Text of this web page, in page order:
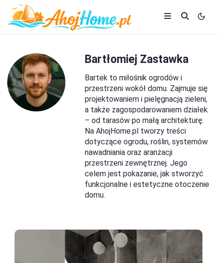
Bartłomiej Zastawka
Bartek to miłośnik ogrodów i
przestrzeni wokół domu. Zajmuje się
projektowaniem i pielęgnacją zieleni,
a także zagospodarowaniem działek
– od tarasów po małą architekturę.
Na AhojHome.pl tworzy treści
dotyczące ogrodu, roślin, systemów
nawadniania oraz aranżacji
przestrzeni zewnętrznej. Jego
celem jest pokazanie, jak stworzyć
funkcjonalne i estetyczne otoczenie
domu.